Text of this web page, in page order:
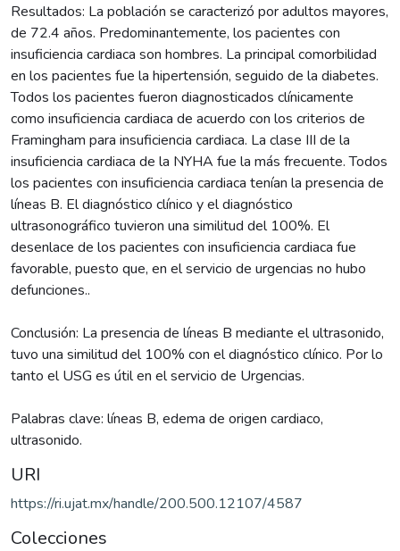
Resultados: La población se caracterizó por adultos mayores,
de 72.4 años. Predominantemente, los pacientes con
insuficiencia cardiaca son hombres. La principal comorbilidad
en los pacientes fue la hipertensión, seguido de la diabetes.
Todos los pacientes fueron diagnosticados clínicamente
como insuficiencia cardiaca de acuerdo con los criterios de
Framingham para insuficiencia cardiaca. La clase III de la
insuficiencia cardiaca de la NYHA fue la más frecuente. Todos
los pacientes con insuficiencia cardiaca tenían la presencia de
líneas B. El diagnóstico clínico y el diagnóstico
ultrasonográfico tuvieron una similitud del 100%. El
desenlace de los pacientes con insuficiencia cardiaca fue
favorable, puesto que, en el servicio de urgencias no hubo
defunciones..
Conclusión: La presencia de líneas B mediante el ultrasonido,
tuvo una similitud del 100% con el diagnóstico clínico. Por lo
tanto el USG es útil en el servicio de Urgencias.
Palabras clave: líneas B, edema de origen cardiaco,
ultrasonido.
URI
https://ri.ujat.mx/handle/200.500.12107/4587
Colecciones